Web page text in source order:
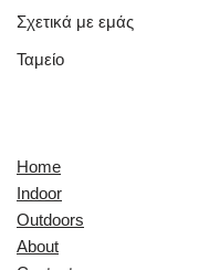
Σχετικά με εμάς
Ταμείο
Home
Indoor
Outdoors
About